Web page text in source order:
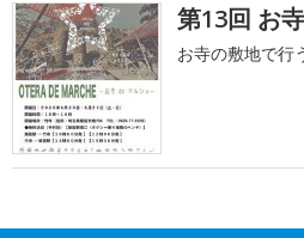
第13回 お
お寺の敷地で行